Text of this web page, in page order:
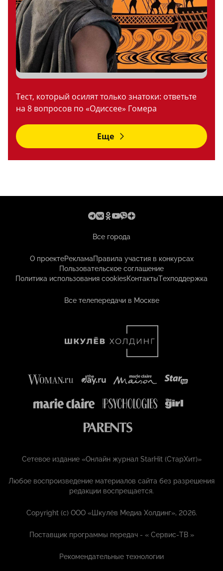
Тест, который осилят только знатоки: ответьте
на 8 вопросов по «Одиссее» Гомера
Еще
Все города
О проектеРекламаПравила участия в конкурсах
Пользовательское соглашение
Политика использования cookiesКонтактыТехподдержка
Все телепередачи в Москве
Сетевое издание «Онлайн журнал StarHit (СтарХит)»
Любое воспроизведение материалов сайта без разрешения
редакции воспрещается.
Copyright (с) ООО «Шкулёв Медиа Холдинг», 2026.
Поставщик программы передач - «Сервис-ТВ »
Рекомендательные технологии